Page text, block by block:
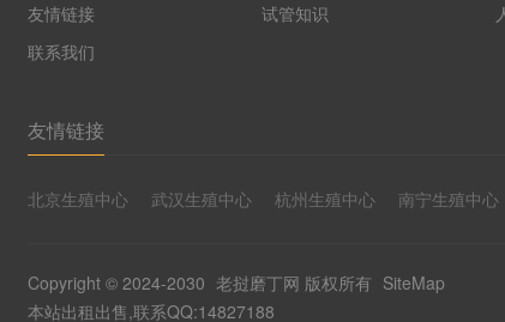
友情链接
联系我们
试管知识
友情链接
北京生殖中心 武汉生殖中心 杭州生殖中心 南宁生殖中心
Copyright © 2024-2030 老挝磨丁网 版权所有 SiteMap
本站出租出售,联系QQ:14827188